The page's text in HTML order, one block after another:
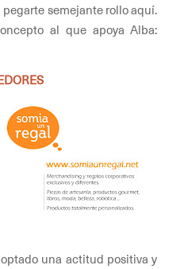
semejante rollo aquí.
al que apoya Alba:
una actitud positiva y